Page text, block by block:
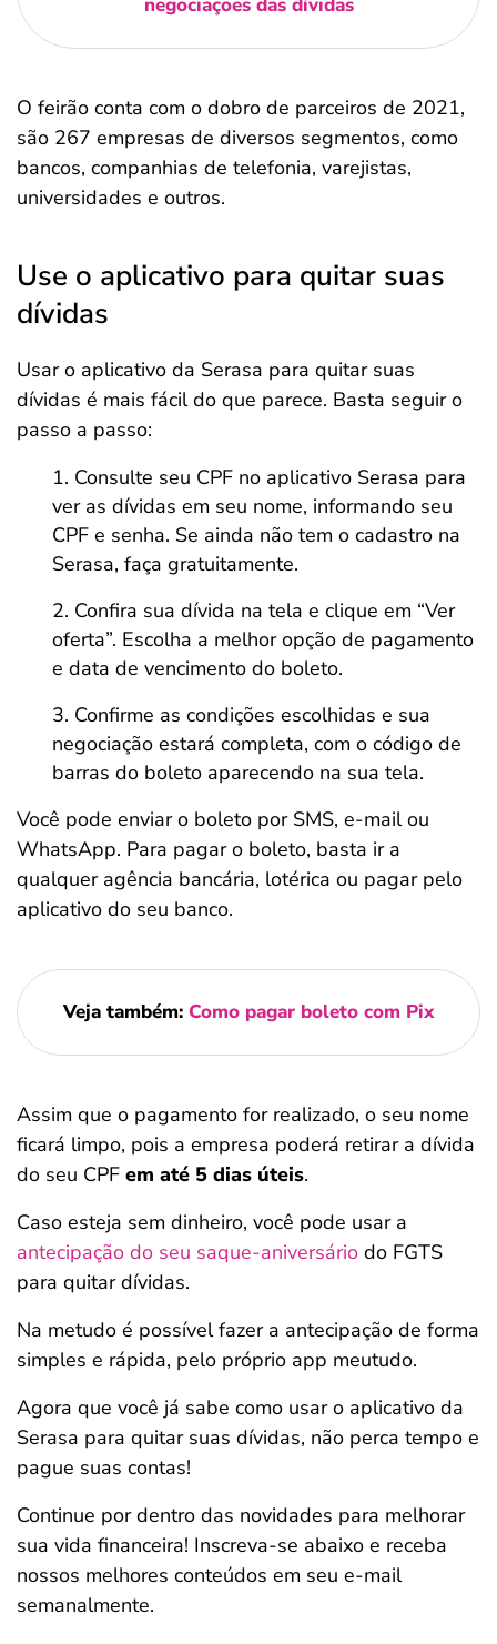
O feirão conta com o dobro de parceiros de 2021,
são 267 empresas de diversos segmentos, como
bancos, companhias de telefonia, varejistas,
universidades e outros.
Use o aplicativo para quitar suas
dívidas
Usar o aplicativo da Serasa para quitar suas
dívidas é mais fácil do que parece. Basta seguir o
passo a passo:
Consulte seu CPF no aplicativo Serasa para
ver as dívidas em seu nome, informando seu
CPF e senha. Se ainda não tem o cadastro na
Serasa, faça gratuitamente.
Confira sua dívida na tela e clique em “Ver
oferta”. Escolha a melhor opção de pagamento
e data de vencimento do boleto.
Confirme as condições escolhidas e sua
negociação estará completa, com o código de
barras do boleto aparecendo na sua tela.
Você pode enviar o boleto por SMS, e-mail ou
WhatsApp. Para pagar o boleto, basta ir a
qualquer agência bancária, lotérica ou pagar pelo
aplicativo do seu banco.
Veja também: Como pagar boleto com Pix
Assim que o pagamento for realizado, o seu nome
ficará limpo, pois a empresa poderá retirar a dívida
do seu CPF em até 5 dias úteis.
Caso esteja sem dinheiro, você pode usar a
antecipação do seu saque-aniversário do FGTS
para quitar dívidas.
Na metudo é possível fazer a antecipação de forma
simples e rápida, pelo próprio app meutudo.
Agora que você já sabe como usar o aplicativo da
Serasa para quitar suas dívidas, não perca tempo e
pague suas contas!
Continue por dentro das novidades para melhorar
sua vida financeira! Inscreva-se abaixo e receba
nossos melhores conteúdos em seu e-mail
semanalmente.